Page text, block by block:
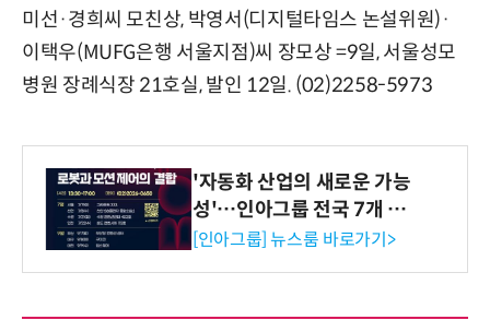
미선·경희씨 모친상, 박영서(디지털타임스 논설위원)·
이택우(MUFG은행 서울지점)씨 장모상 =9일, 서울성모
병원 장례식장 21호실, 발인 12일. (02)2258-5973
'자동화 산업의 새로운 가능
성'…인아그룹 전국 7개 도
시 세미나 페어 개최
[인아그룹] 뉴스룸 바로가기>